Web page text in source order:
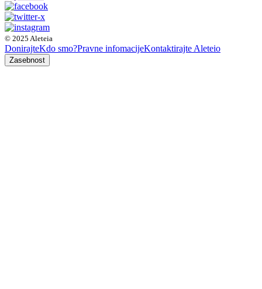
© 2025 Aleteia
DonirajteKdo smo?Pravne infomacijeKontaktirajte Aleteio
Zasebnost